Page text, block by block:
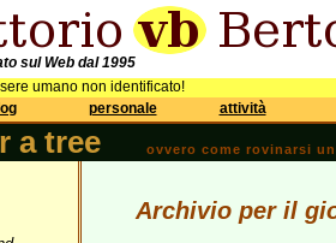
sul Web dal 1995
umano non identificato!
personale attività
a tree ovvero come rovinarsi
Archivio per il